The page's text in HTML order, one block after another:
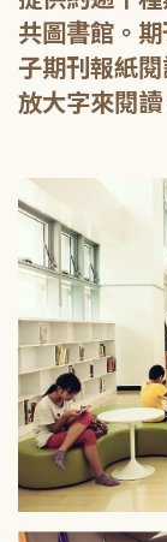
共圖書館。
子期刊報紙
放大字來閱